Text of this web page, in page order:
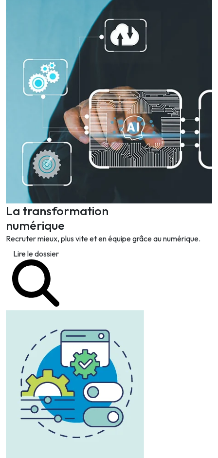
La transformation
numérique
Recruter mieux, plus vite et en équipe grâce au numérique.
Lire le dossier